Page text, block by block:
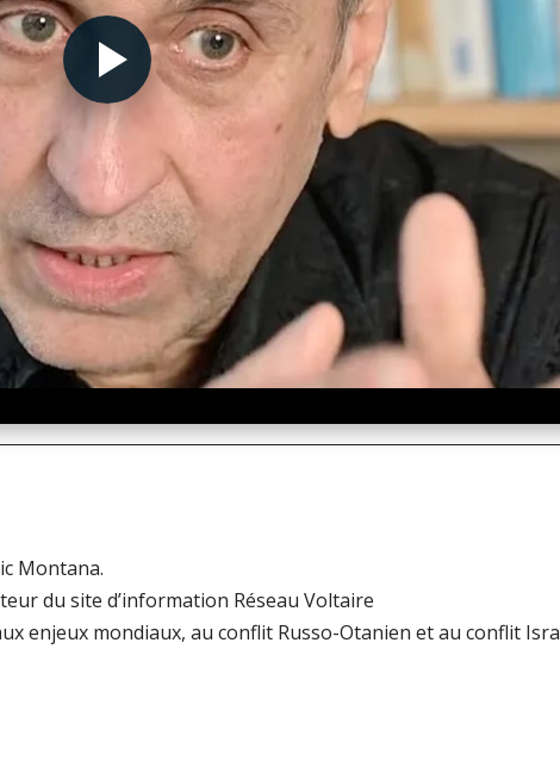
Montana.
du site d’information Réseau Voltaire
enjeux mondiaux, au conflit Russo-Otanien et au conflit